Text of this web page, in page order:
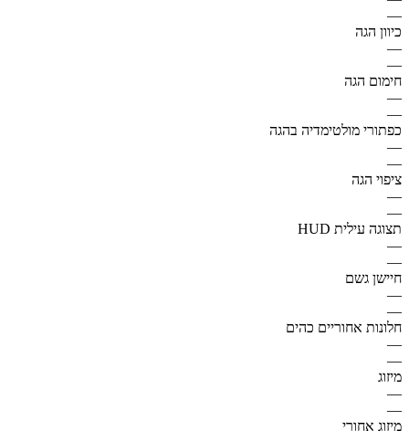
—
כיוון הגה
—
—
חימום הגה
—
—
כפתורי מולטימדיה בהגה
—
—
ציפוי הגה
—
—
תצוגה עילית HUD
—
—
חיישן גשם
—
—
חלונות אחוריים כהים
—
—
מיזוג
—
—
מיזוג אחורי